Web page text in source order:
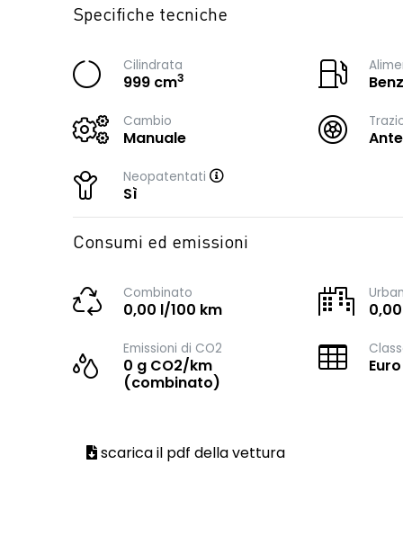
Specifiche tecniche
Cilindrata
999 cm3
Cambio
Manuale
Neopatentati
Sì
Consumi ed emissioni
Combinato
0,00 l/100 km
Emissioni di CO2
0 g CO2/km
(combinato)
scarica il pdf della vettura